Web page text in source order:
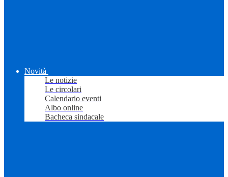
Novità
Le notizie
Le circolari
Calendario eventi
Albo online
Bacheca sindacale